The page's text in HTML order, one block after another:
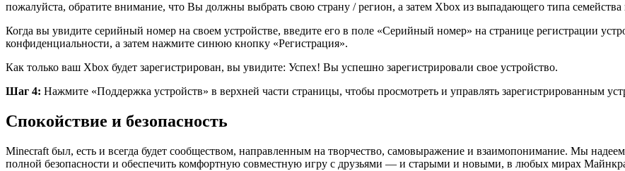
пожалуйста, обратите внимание, что Вы должны выбрать свою страну / регион, а затем Xbox из выпадающего типа
Когда вы увидите серийный номер на своем устройстве, введите его в поле «Серийный номер» на странице регистрации
конфиденциальности, а затем нажмите синюю кнопку «Регистрация».
Как только ваш Xbox будет зарегистрирован, вы увидите: Успех! Вы успешно зарегистрировали свое устройство.
Шаг 4: Нажмите «Поддержка устройств» в верхней части страницы, чтобы просмотреть и управлять зарегистрированным
Спокойствие и безопасность
Minecraft был, есть и всегда будет сообществом, направленным на творчество, самовыражение и взаимопонимание. Мы
полной безопасности и обеспечить комфортную совместную игру с друзьями — и старыми и новыми, в любых мирах